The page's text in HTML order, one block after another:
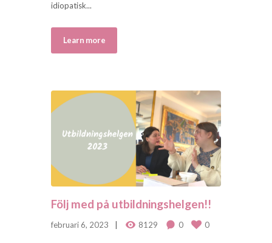
idiopatisk...
Learn more
Följ med på utbildningshelgen!!
februari 6, 2023 8129 0 0